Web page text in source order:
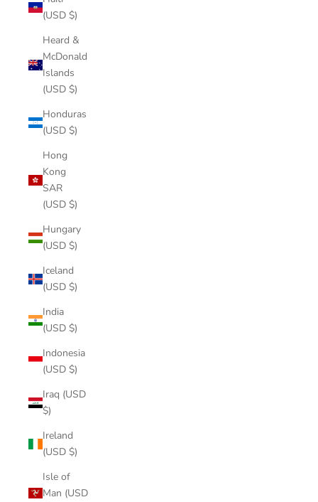
(USD $)
Heard &
McDonald
Islands
(USD $)
Honduras
(USD $)
Hong
Kong
SAR
(USD $)
Hungary
(USD $)
Iceland
(USD $)
India
(USD $)
Indonesia
(USD $)
Iraq (USD
$)
Ireland
(USD $)
Isle of
Man (USD